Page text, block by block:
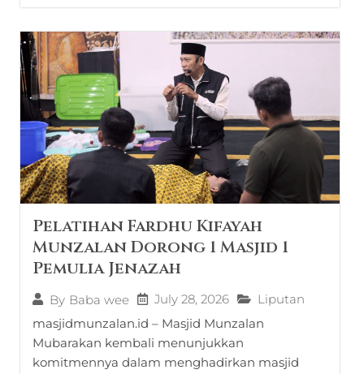
Pelatihan Fardhu Kifayah
Munzalan Dorong 1 Masjid 1
Pemulia Jenazah
By Baba wee July 28, 2026
Liputan
masjidmunzalan.id – Masjid Munzalan
Mubarakan kembali menunjukkan
komitmennya dalam menghadirkan masjid